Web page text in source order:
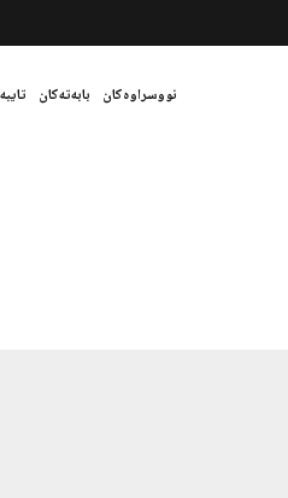
نووسراوەکان بابەتەکان